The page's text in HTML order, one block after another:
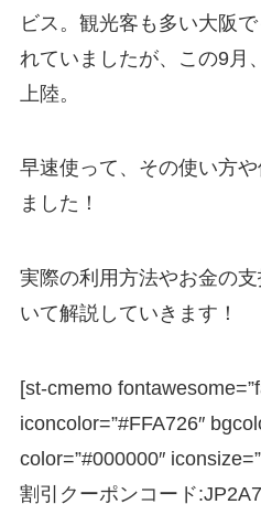
ビス。観光客も多い大阪
れていましたが、この9月
上陸。
早速使って、その使い方
ました！
実際の利用方法やお金の
いて解説していきます！
[st-cmemo
iconcolor=”#FFA726″
color=”#000000″
割引クーポンコード: